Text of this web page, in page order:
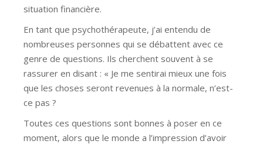
situation financière.
En tant que psychothérapeute, j’ai entendu de
nombreuses personnes qui se débattent avec ce
genre de questions. Ils cherchent souvent à se
rassurer en disant : « Je me sentirai mieux une fois
que les choses seront revenues à la normale, n’est-
ce pas ?
Toutes ces questions sont bonnes à poser en ce
moment, alors que le monde a l’impression d’avoir